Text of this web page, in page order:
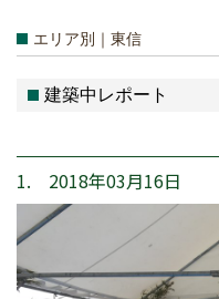
エリア別｜東信
建築中レポート
1. 2018年03月16日